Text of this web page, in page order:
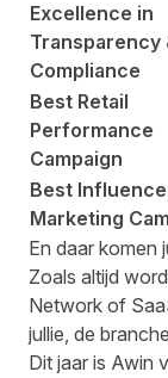
Excellence in
Transparency
Compliance
Best Retail
Performance
Campaign
Best
Marketing
En daar komen
Zoals altijd
Network of
jullie, de
Dit jaar is Awin